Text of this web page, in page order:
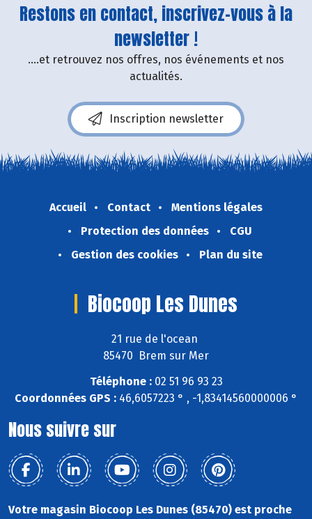
Restons en contact, inscrivez-vous à la
newsletter !
....et retrouvez nos offres, nos événements et nos
actualités.
Inscription newsletter
Accueil Contact
Mentions légales
Protection des données
CGU
Gestion des cookies
Plan du site
Biocoop Les Dunes
21 rue de l'ocean
85470 Brem sur Mer
Téléphone :02 51 96 93 23
Coordonnées GPS : 46,6057223 ° , -1,83414560000006 °
Nous suivre sur
Votre magasin Biocoop Les Dunes (85470) est proche